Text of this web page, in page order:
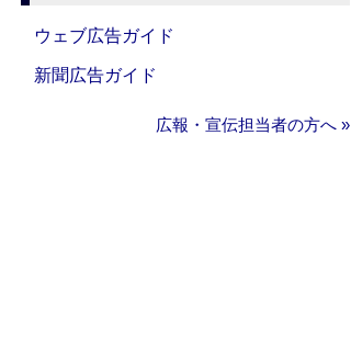
ウェブ広告ガイド
新聞広告ガイド
広報・宣伝担当者の方へ »